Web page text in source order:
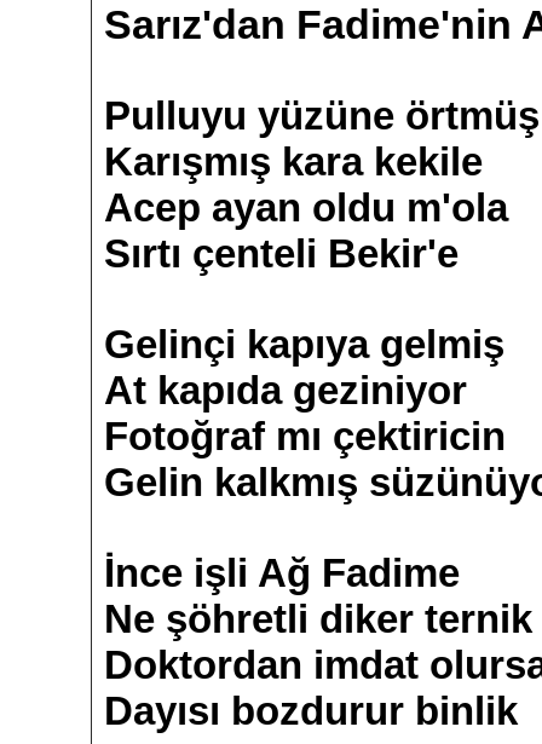
Sarız'dan Fadime'nin
Pulluyu yüzüne örtmüş
Karışmış kara kekile
Acep ayan oldu m'ola
Sırtı çenteli Bekir'e
Gelinçi kapıya gelmiş
At kapıda geziniyor
Fotoğraf mı çektiricin
Gelin kalkmış
İnce işli Ağ Fadime
Ne şöhretli diker ternik
Doktordan imdat
Dayısı bozdurur binlik